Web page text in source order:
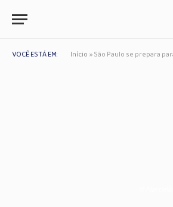
VOCÊ ESTÁ EM: Início »São Paulo se prepara para